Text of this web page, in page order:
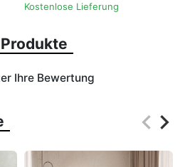
Kostenlose Lieferung
Ihre Bewertung
keyboard_arrow_left
keyboard_arrow_right